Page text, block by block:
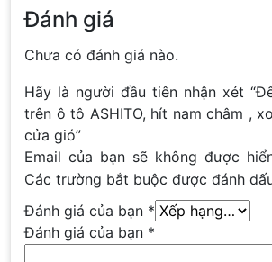
Đánh giá
Chưa có đánh giá nào.
Hãy là người đầu tiên nhận xét
trên ô tô ASHITO, hít nam châm ,
cửa gió”
Email của bạn sẽ không được
Các trường bắt buộc được đánh
Đánh giá của bạn *
Đánh giá của bạn *